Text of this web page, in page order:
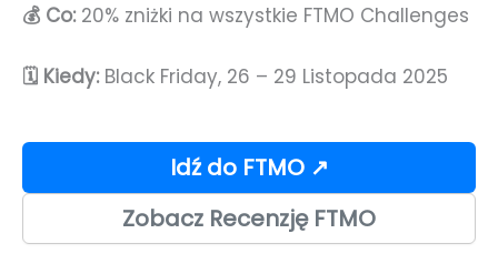
💰 Co:20% zniżki na wszystkie FTMO Challenges
🗓️ Kiedy:Black Friday, 26 – 29 Listopada 2025
Idź do FTMO ↗
Zobacz Recenzję FTMO